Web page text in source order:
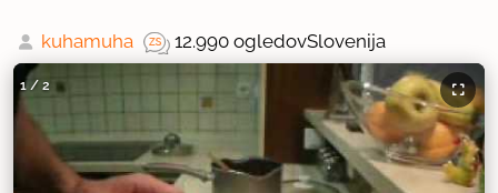
kuhamuha 12.990 ogledovSlovenija
1/ 2